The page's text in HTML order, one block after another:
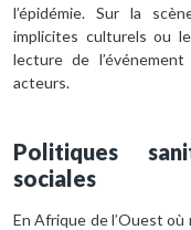
l’épidémie. Sur la
implicites culturels ou
lecture de
acteurs.
Politiques
sociales
En Afrique de l’Ouest